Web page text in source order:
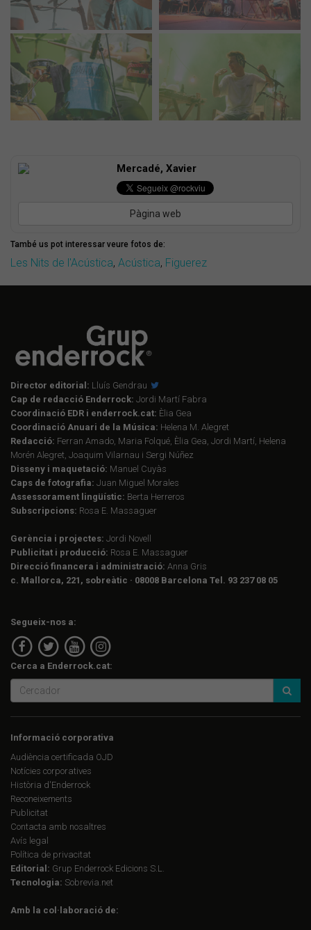
Mercadé, Xavier
Pàgina web
També us pot interessar veure fotos de:
Les Nits de l'Acústica, Acústica, Figuerez
Director editorial: Lluís Gendrau
Cap de redacció Enderrock: Jordi Martí Fabra
Coordinació EDR i enderrock.cat: Èlia Gea
Coordinació Anuari de la Música: Helena M. Alegret
Redacció: Ferran Amado, Maria Folqué, Èlia Gea, Jordi Martí, Helena
Morén Alegret, Joaquim Vilarnau i Sergi Núñez
Disseny i maquetació: Manuel Cuyàs
Caps de fotografia: Juan Miguel Morales
Assessorament lingüístic: Berta Herreros
Subscripcions: Rosa E. Massaguer
Gerència i projectes: Jordi Novell
Publicitat i producció: Rosa E. Massaguer
Direcció financera i administració: Anna Gris
c. Mallorca, 221, sobreàtic · 08008 Barcelona Tel. 93 237 08 05
Segueix-nos a:
Cerca a Enderrock.cat:
Informació corporativa
Audiència certificada OJD
Notícies corporatives
Història d'Enderrock
Reconeixements
Publicitat
Contacta amb nosaltres
Avís legal
Política de privacitat
Editorial: Grup Enderrock Edicions S.L.
Tecnologia: Sobrevia.net
Amb la col·laboració de: